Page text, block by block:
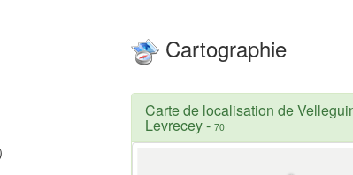
Cartographie
Carte de localisation de
Levrecey- 70